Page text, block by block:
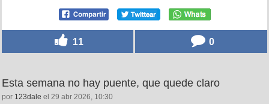
11 0
Esta semana no hay puente, que quede claro
por 123dale el 29 abr 2026, 10:30